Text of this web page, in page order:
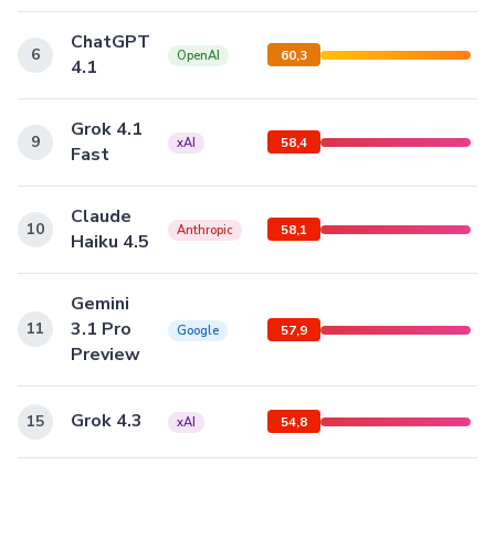
6
ChatGPT
4.1
OpenAI 60,3
9
Grok 4.1
Fast
xAI 58,4
10
Claude
Haiku 4.5
Anthropic 58,1
11
Gemini
3.1 Pro
Preview
Google 57,9
15 Grok 4.3 xAI 54,8